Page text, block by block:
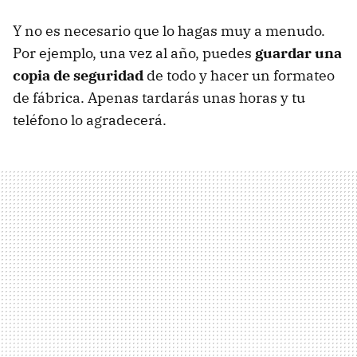
Y no es necesario que lo hagas muy a menudo.
Por ejemplo, una vez al año, puedes guardar una
copia de seguridad de todo y hacer un formateo
de fábrica. Apenas tardarás unas horas y tu
teléfono lo agradecerá.